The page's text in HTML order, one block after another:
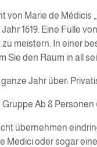
von Marie de
Jahr 1619. Eine Fülle
meistern. In einer
Sie den Raum in all
ganze Jahr über:
Gruppe Ab 8
übernehmen
Medici oder sogar